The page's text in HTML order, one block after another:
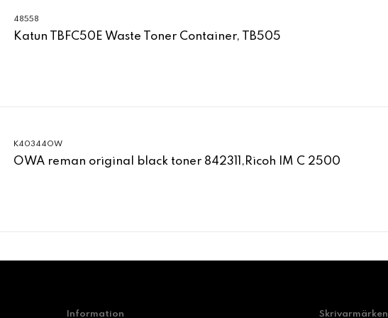
48558
Katun TBFC50E Waste Toner Container, TB505
K40344OW
OWA reman original black toner 842311,Ricoh IM C 2500
Information Skrivarmärken